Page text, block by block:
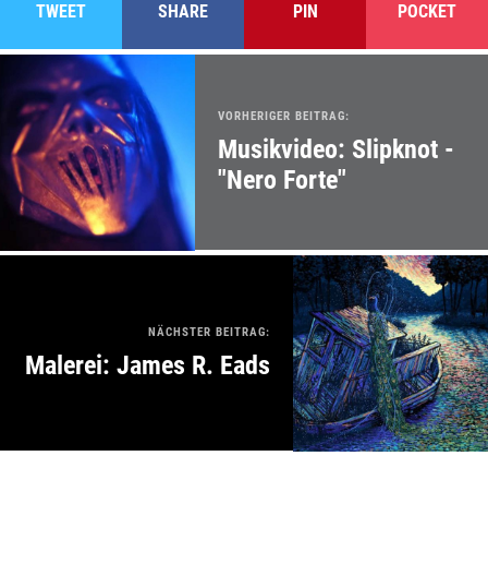
TWEET SHARE PIN POCKET
VORHERIGER BEITRAG:
Musikvideo: Slipknot -
"Nero Forte"
NÄCHSTER BEITRAG:
Malerei: James R. Eads